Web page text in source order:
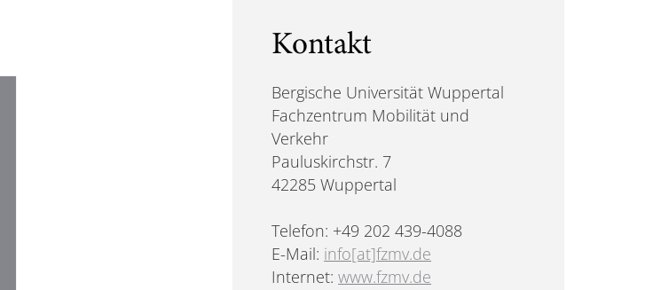
Kontakt
Bergische Universität Wuppertal
Fachzentrum Mobilität und
Verkehr
Pauluskirchstr. 7
42285 Wuppertal
Telefon: +49 202 439-4088
E-Mail: info[at]fzmv.de
Internet:www.fzmv.de